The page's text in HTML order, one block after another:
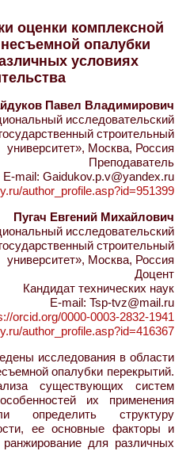
оценки комплексной
опалубки
условиях
Павел Владимирович
исследовательский
строительный
университет», Москва, Россия
Преподаватель
E-mail: Gaidukov.p.v@yandex.ru
author_profile.asp?id=951399
Пугач Евгений Михайлович
исследовательский
строительный
университет», Москва, Россия
Доцент
Кандидат технических наук
E-mail: Tsp-tvz@mail.ru
orcid.org/0000-0003-2832-1941
author_profile.asp?id=416367
исследования в области
опалубки перекрытий.
существующих систем
их применения
определить структуру
ее основные факторы и
для различных